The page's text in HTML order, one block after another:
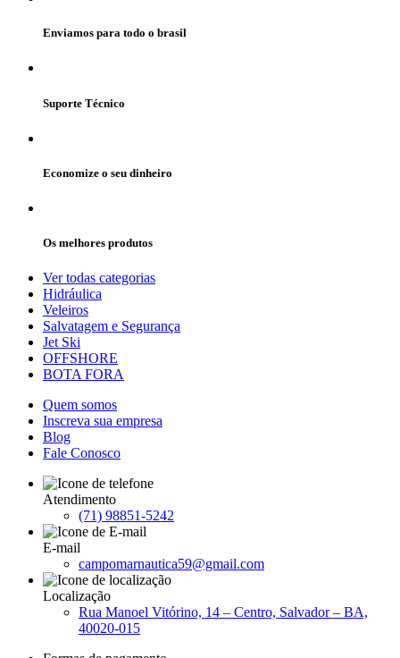
Enviamos para todo o brasil
Suporte Técnico
Economize o seu dinheiro
Os melhores produtos
Ver todas categorias
Hidráulica
Veleiros
Salvatagem e Segurança
Jet Ski
OFFSHORE
BOTA FORA
Quem somos
Inscreva sua empresa
Blog
Fale Conosco
Atendimento
(71) 98851-5242
E-mail
campomarnautica59@gmail.com
Localização
Rua Manoel Vitórino, 14 – Centro, Salvador – BA,
40020-015